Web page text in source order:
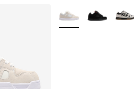
Weitere Farben